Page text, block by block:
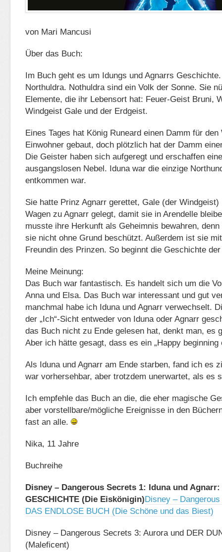
von Mari Mancusi
Über das Buch:
Im Buch geht es um Idungs und Agnarrs
Northuldra. Nothuldra sind ein Volk der Sonne. Sie
Elemente, die ihr Lebensort hat: Feuer-Geist Bruni,
Windgeist Gale und der Erdgeist.
Eines Tages hat König Runeard einen Damm für den
Einwohner gebaut, doch plötzlich hat der Damm
Die Geister haben sich aufgeregt und erschaffen
ausgangslosen Nebel. Iduna war die einzige
entkommen war.
Sie hatte Prinz Agnarr gerettet, Gale (der Windgeist)
Wagen zu Agnarr gelegt, damit sie in Arendelle
musste ihre Herkunft als Geheimnis bewahren,
sie nicht ohne Grund beschützt. Außerdem ist sie
Freundin des Prinzen. So beginnt die Geschichte
Meine Meinung:
Das Buch war fantastisch. Es handelt sich um die
Anna und Elsa. Das Buch war interessant und gut
manchmal habe ich Iduna und Agnarr verwechselt.
der „Ich“-Sicht entweder von Iduna oder Agnarr
das Buch nicht zu Ende gelesen hat, denkt man, es
Aber ich hätte gesagt, dass es ein „Happy beginning
Als Iduna und Agnarr am Ende starben, fand ich es
war vorhersehbar, aber trotzdem unerwartet, als es
Ich empfehle das Buch an die, die eher magische
aber vorstellbare/mögliche Ereignisse in den
fast an alle.
Nika, 11 Jahre
Buchreihe
Disney – Dangerous Secrets 1: Iduna und Agnarr:
GESCHICHTE (Die Eiskönigin)Disney –
DAS ENDLOSE BUCH (Die Schöne und das Biest)
Disney – Dangerous Secrets 3: Aurora und DER
(Maleficent)